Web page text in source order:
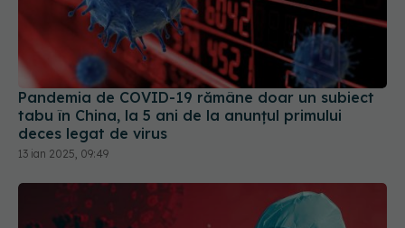
Pandemia de COVID-19 rămâne doar un subiect
tabu în China, la 5 ani de la anunțul primului
deces legat de virus
13 ian 2025, 09:49